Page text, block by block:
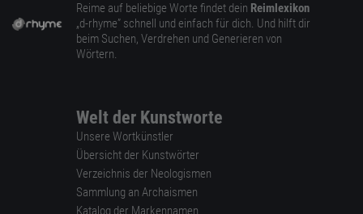
Reime auf beliebige Worte findet dein Reimlexikon
„d-rhyme” schnell und einfach für dich. Und hilft dir
beim Suchen, Verdrehen und Generieren von
Wörtern.
Welt der Kunstworte
Unsere Wortkünstler
Übersicht der Kunstwörter
Verzeichnis der Neologismen
Sammlung an Archaismen
Katalog der Markennamen